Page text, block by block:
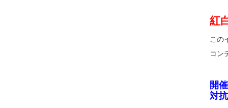
紅
この
コン
開
対